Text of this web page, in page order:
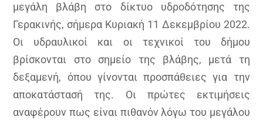
μεγάλη βλάβη στο δίκτυο υδροδότησης της
Γερακινής, σήμερα Κυριακή 11 Δεκεμβρίου 2022.
Οι υδραυλικοί και οι τεχνικοί του δήμου
βρίσκονται στο σημείο της βλάβης, μετά τη
δεξαμενή, όπου γίνονται προσπάθειες για την
αποκατάστασή της. Οι πρώτες εκτιμήσεις
αναφέρουν πως είναι πιθανόν λόγω του μεγάλου